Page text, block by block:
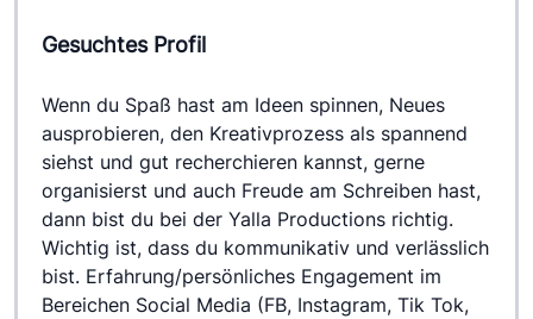
Gesuchtes Profil
Wenn du Spaß hast am Ideen spinnen, Neues
ausprobieren, den Kreativprozess als spannend
siehst und gut recherchieren kannst, gerne
organisierst und auch Freude am Schreiben hast,
dann bist du bei der Yalla Productions richtig.
Wichtig ist, dass du kommunikativ und verlässlich
bist. Erfahrung/persönliches Engagement im
Bereichen Social Media (FB, Instagram, Tik Tok,